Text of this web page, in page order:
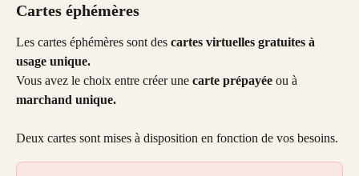
Cartes éphémères
Les cartes éphémères sont des cartes virtuelles gratuites à
usage unique.
Vous avez le choix entre créer une carte prépayée ou à
marchand unique.
Deux cartes sont mises à disposition en fonction de vos besoins.